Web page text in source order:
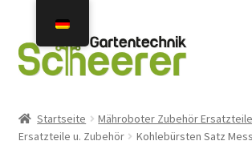
Navigation
springen
Inhalt
springen
Startseite Mähroboter Zubehör Ersatzteile
Ersatzteile u. Zubehör
Kohlebürsten Satz